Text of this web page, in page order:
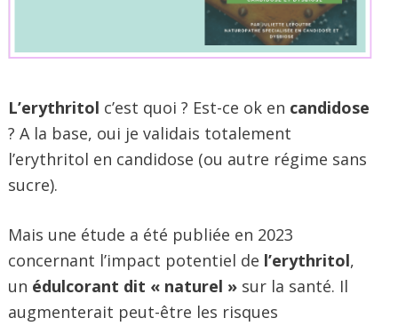
L’erythritol c’est quoi ? Est-ce ok en candidose
? A la base, oui je validais totalement
l’erythritol en candidose (ou autre régime sans
sucre).
Mais une étude a été publiée en 2023
concernant l’impact potentiel de l’erythritol,
un édulcorant dit « naturel » sur la santé. Il
augmenterait peut-être les risques